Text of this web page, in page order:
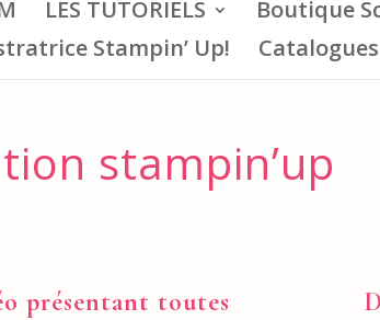
LES TUTORIELS
Boutique
Stampin’ Up!
Catalogues
stampin’up
présentant toutes